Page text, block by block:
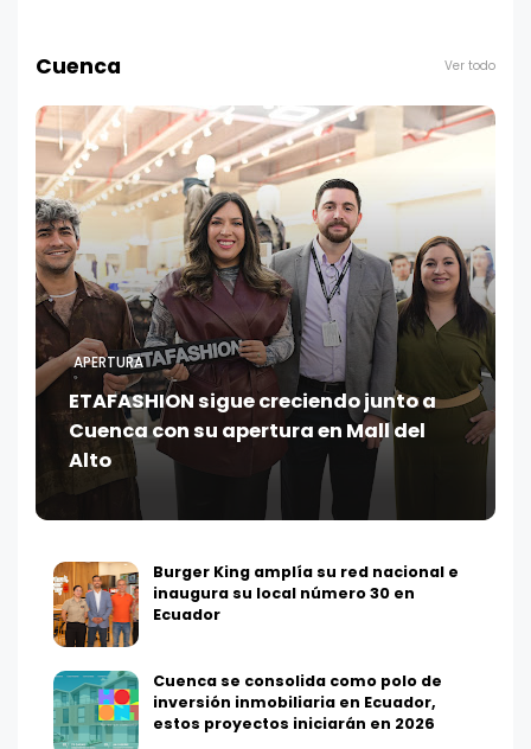
Cuenca Ver todo
APERTURA
ETAFASHION sigue creciendo junto a
Cuenca con su apertura en Mall del
Alto
Burger King amplía su red nacional e
inaugura su local número 30 en
Ecuador
Cuenca se consolida como polo de
inversión inmobiliaria en Ecuador,
estos proyectos iniciarán en 2026